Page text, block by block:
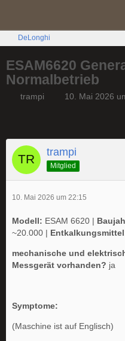
DeLonghi
ESAM6620
Normalbetrieb
trampi 10. Mai 2026
trampi
Mitglied
10. Mai 2026 um 22:15
Modell: ESAM 6620 |
~20.000 |
mechanische und
Messgerät vorhanden? ja
Symptome:
(Maschine ist auf Englisch)